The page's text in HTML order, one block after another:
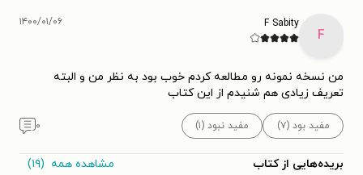
F
F Sabity ۱۴۰۰/۰۱/۰۶
من نسخه نمونه رو مطالعه کردم خوب بود به نظر من و البته
تعریف زیادی هم شنیدم از این کتاب
مفید بود (۷) مفید نبود (۱) ۰
بریده‌هایی از کتاب مشاهده همه (۱۹)